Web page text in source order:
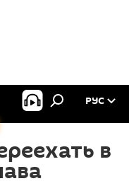
РУС
в